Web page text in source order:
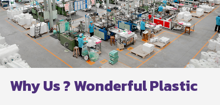
Why Us ? Wonderful Plastic